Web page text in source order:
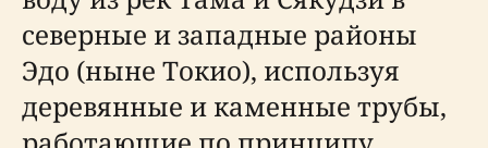
северные и западные районы
Эдо (ныне Токио), используя
деревянные и каменные трубы,